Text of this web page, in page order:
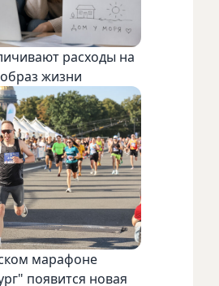
расходы на
жизни
марафоне
появится новая